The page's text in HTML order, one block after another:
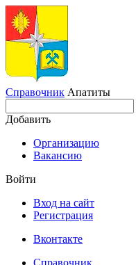
Справочник Апатиты
Добавить
Организацию
Вакансию
Войти
Вход на сайт
Регистрация
Вконтакте
Справочник